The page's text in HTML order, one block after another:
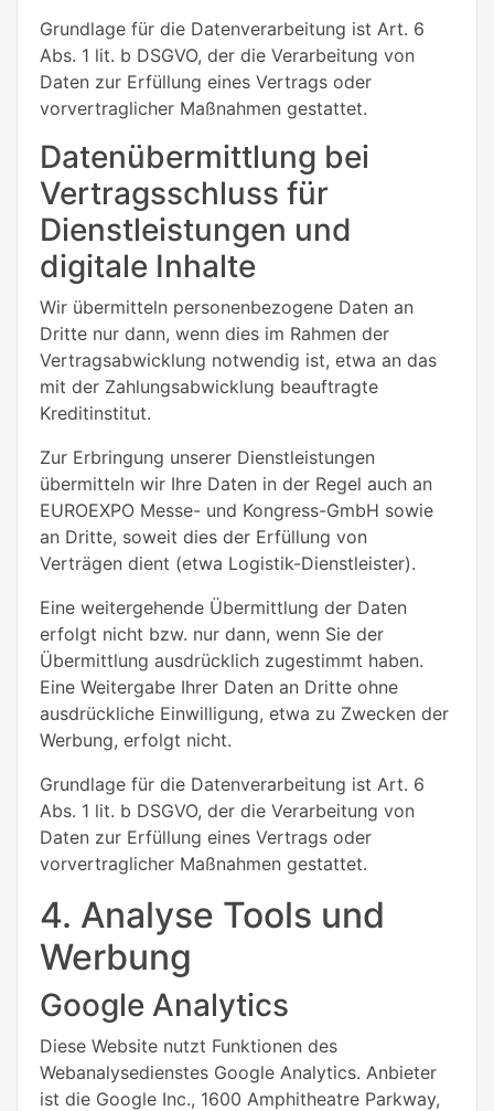
Grundlage für die Datenverarbeitung ist Art. 6
Abs. 1 lit. b DSGVO, der die Verarbeitung von
Daten zur Erfüllung eines Vertrags oder
vorvertraglicher Maßnahmen gestattet.
Datenübermittlung bei
Vertragsschluss für
Dienstleistungen und
digitale Inhalte
Wir übermitteln personenbezogene Daten an
Dritte nur dann, wenn dies im Rahmen der
Vertragsabwicklung notwendig ist, etwa an das
mit der Zahlungsabwicklung beauftragte
Kreditinstitut.
Zur Erbringung unserer Dienstleistungen
übermitteln wir Ihre Daten in der Regel auch an
EUROEXPO Messe- und Kongress-GmbH sowie
an Dritte, soweit dies der Erfüllung von
Verträgen dient (etwa Logistik-Dienstleister).
Eine weitergehende Übermittlung der Daten
erfolgt nicht bzw. nur dann, wenn Sie der
Übermittlung ausdrücklich zugestimmt haben.
Eine Weitergabe Ihrer Daten an Dritte ohne
ausdrückliche Einwilligung, etwa zu Zwecken der
Werbung, erfolgt nicht.
Grundlage für die Datenverarbeitung ist Art. 6
Abs. 1 lit. b DSGVO, der die Verarbeitung von
Daten zur Erfüllung eines Vertrags oder
vorvertraglicher Maßnahmen gestattet.
4. Analyse Tools und
Werbung
Google Analytics
Diese Website nutzt Funktionen des
Webanalysedienstes Google Analytics. Anbieter
ist die Google Inc., 1600 Amphitheatre Parkway,